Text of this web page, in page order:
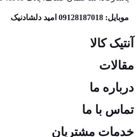
موبایل: 09128187018 امید دلشادنیک
آنتیک کالا
مقالات
درباره ما
تماس با ما
خدمات مشتریان